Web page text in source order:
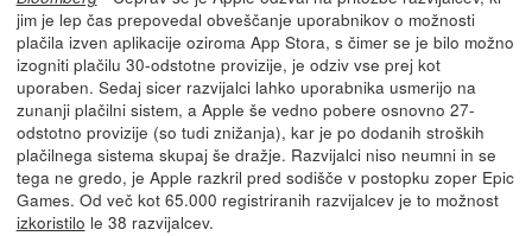
jim je lep čas prepovedal obveščanje uporabnikov o možnosti
plačila izven aplikacije oziroma App Stora, s čimer se je bilo možno
izogniti plačilu 30-odstotne provizije, je odziv vse prej kot
uporaben. Sedaj sicer razvijalci lahko uporabnika usmerijo na
zunanji plačilni sistem, a Apple še vedno pobere osnovno 27-
odstotno provizije (so tudi znižanja), kar je po dodanih stroških
plačilnega sistema skupaj še dražje. Razvijalci niso neumni in se
tega ne gredo, je Apple razkril pred sodišče v postopku zoper Epic
Games. Od več kot 65.000 registriranih razvijalcev je to možnost
izkoristilo le 38 razvijalcev.